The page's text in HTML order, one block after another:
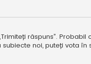
răspuns”.
noi, puteți vota în